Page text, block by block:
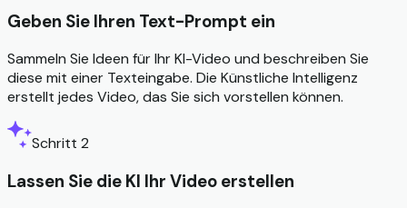
Geben Sie Ihren Text-Prompt ein
Sammeln Sie Ideen für Ihr KI-Video und beschreiben Sie
diese mit einer Texteingabe. Die Künstliche Intelligenz
erstellt jedes Video, das Sie sich vorstellen können.
Schritt 2
Lassen Sie die KI Ihr Video erstellen